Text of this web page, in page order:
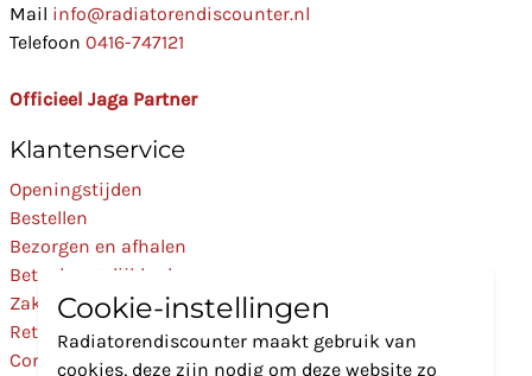
Mail info@radiatorendiscounter.nl
Telefoon 0416-747121
Officieel Jaga Partner
Klantenservice
Openingstijden
Bestellen
Bezorgen en afhalen
Betaalmogelijkheden
Zakelijk
Retourneren
Contact
Cookie-instellingen
Radiatorendiscounter maakt gebruik van
cookies, deze zijn nodig om deze website zo